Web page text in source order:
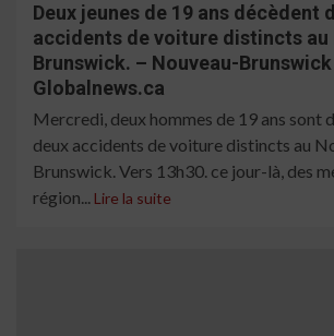
Deux jeunes de 19 ans décèdent
accidents de voiture distincts au
Brunswick. – Nouveau-Brunswick
Globalnews.ca
Mercredi, deux hommes de 19 ans sont
deux accidents de voiture distincts au
Brunswick. Vers 13h30. ce jour-là, des
région... Lire la suite